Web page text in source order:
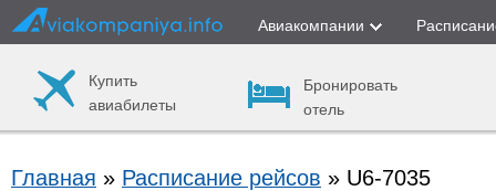
Авиакомпании
Купить
авиабилеты
Бронировать
отель
Главная » Расписание рейсов » U6-7035